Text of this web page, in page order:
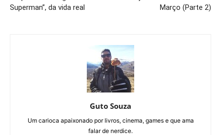
Superman”, da vida real
Março (Parte 2)
Guto Souza
Um carioca apaixonado por livros, cinema, games e que ama
falar de nerdice.